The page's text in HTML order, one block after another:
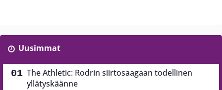
Uusimmat
The Athletic: Rodrin siirtosaagaan todellinen
yllätyskäänne